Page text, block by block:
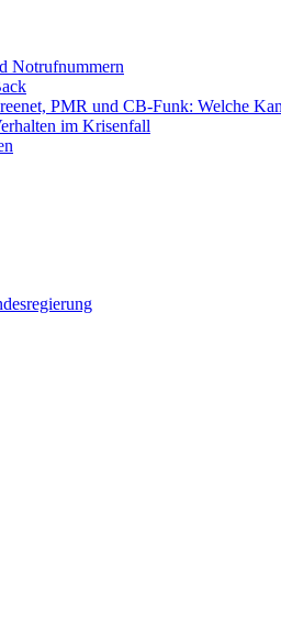
Notrufnummern
PMR und CB-Funk: Welche
im Krisenfall